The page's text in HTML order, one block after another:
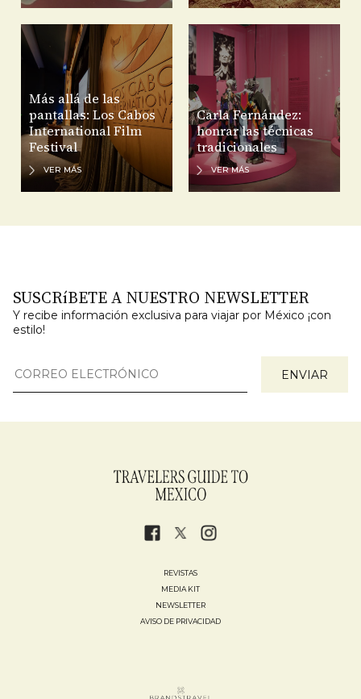
Más allá de las
pantallas: Los Cabos
International Film
Festival
VER MÁS
Carla Fernández:
honrar las técnicas
tradicionales
VER MÁS
SUSCRíBETE A NUESTRO NEWSLETTER
Y recibe información exclusiva para viajar por México ¡con
estilo!
REVISTAS
MEDIA KIT
NEWSLETTER
AVISO DE PRIVACIDAD